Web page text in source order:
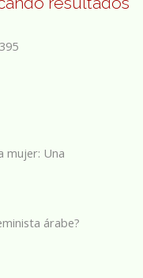
mujer: Una
árabe?